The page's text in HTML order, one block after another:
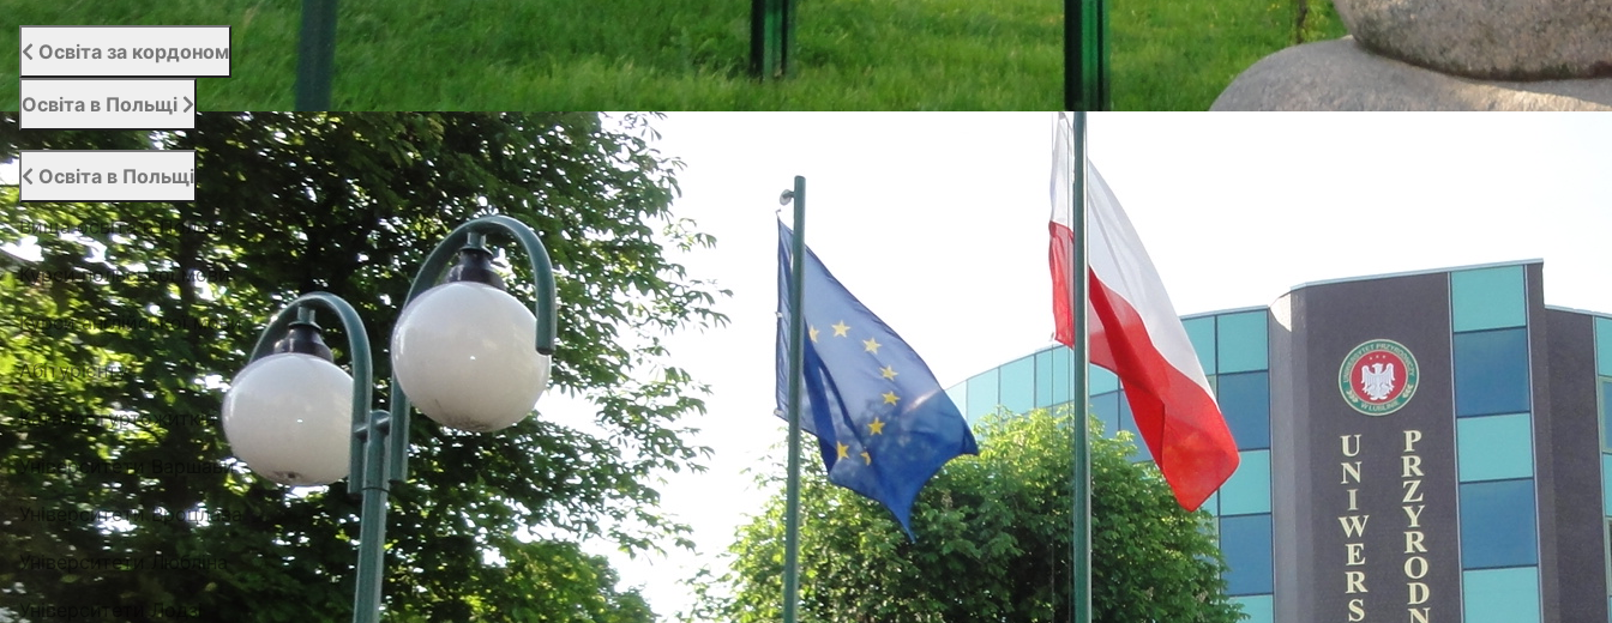
Освіта за кордоном
Освіта в Польщі
Освіта в Польщі
Вища освіта в Польщі
Курси польської мови
Курси англійської мови
Абітурієнту
Каталог гуртожитків
Університети Варшави
Університети Вроцлава
Університети Любліна
Університети Лодзі